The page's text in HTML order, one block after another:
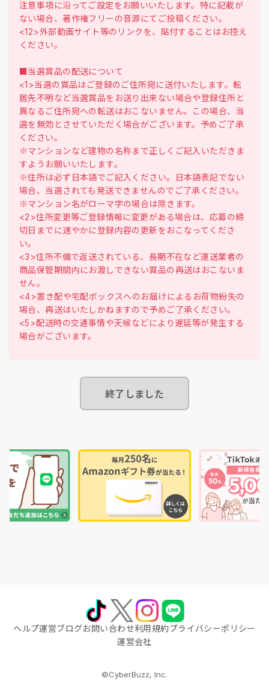
注意事項に沿ってご設定をお願いいたします。特に記載が
ない場合、著作権フリーの音源にてご投稿ください。
<12>外部動画サイト等のリンクを、貼付することはお控え
ください。
■当選賞品の配送について
<1>当選の賞品はご登録のご住所宛に送付いたします。転
居先不明など当選賞品をお送り出来ない場合や登録住所と
異なるご住所宛への転送はおこないません。この場合、当
選を無効とさせていただく場合がございます。予めご了承
ください。
※マンションなど建物の名称まで正しくご記入いただきま
すようお願いいたします。
※住所は必ず日本語でご記入ください。日本語表記でない
場合、当選されても発送できませんのでご了承ください。
※マンション名がローマ字の場合は除きます。
<2>住所変更等ご登録情報に変更がある場合は、応募の締
切日までに速やかに登録内容の更新をおこなってくださ
い。
<3>住所不備で返送されている、長期不在など運送業者の
商品保管期間内にお渡しできない賞品の再送はおこないま
せん。
<4>置き配や宅配ボックスへのお届けによるお荷物紛失の
場合、再送はいたしかねますので予めご了承ください。
<5>配送時の交通事情や天候などにより遅延等が発生する
終了しました
ヘルプ運営ブログお問い合わせ利用規約プライバシーポリシー
運営会社
©CyberBuzz, Inc.